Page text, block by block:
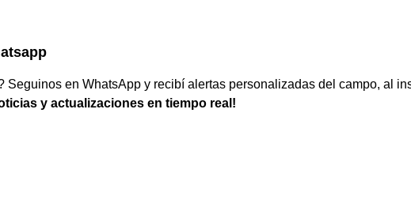
Seguinos en WhatsApp y recibí alertas personalizadas del campo, al
y actualizaciones en tiempo real!